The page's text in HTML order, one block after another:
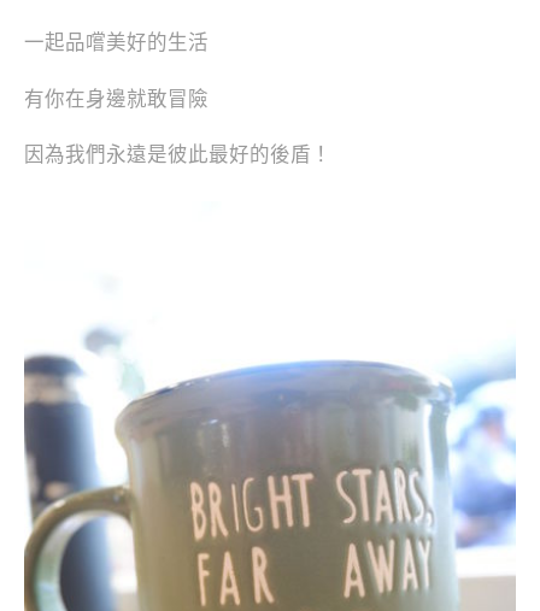
一起品嚐美好的生活
有你在身邊就敢冒險
因為我們永遠是彼此最好的後盾！